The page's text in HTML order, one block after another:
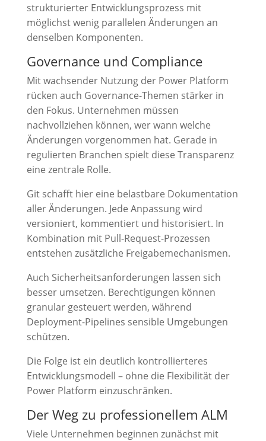
strukturierter Entwicklungsprozess mit
möglichst wenig parallelen Änderungen an
denselben Komponenten.
Governance und Compliance
Mit wachsender Nutzung der Power Platform
rücken auch Governance-Themen stärker in
den Fokus. Unternehmen müssen
nachvollziehen können, wer wann welche
Änderungen vorgenommen hat. Gerade in
regulierten Branchen spielt diese Transparenz
eine zentrale Rolle.
Git schafft hier eine belastbare Dokumentation
aller Änderungen. Jede Anpassung wird
versioniert, kommentiert und historisiert. In
Kombination mit Pull-Request-Prozessen
entstehen zusätzliche Freigabemechanismen.
Auch Sicherheitsanforderungen lassen sich
besser umsetzen. Berechtigungen können
granular gesteuert werden, während
Deployment-Pipelines sensible Umgebungen
schützen.
Die Folge ist ein deutlich kontrollierteres
Entwicklungsmodell – ohne die Flexibilität der
Power Platform einzuschränken.
Der Weg zu professionellem ALM
Viele Unternehmen beginnen zunächst mit